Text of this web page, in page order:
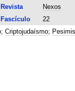
Revista
Nexos
Fascículo
22
; Criptojudaísmo;